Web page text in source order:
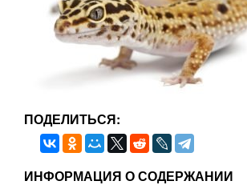
ПОДЕЛИТЬСЯ:
ИНФОРМАЦИЯ О СОДЕРЖАНИИ